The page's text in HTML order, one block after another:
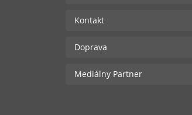
Kontakt
Doprava
Mediálny Partner